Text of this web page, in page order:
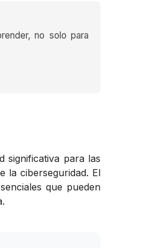
no solo para
significativa para las
la ciberseguridad. El
que pueden